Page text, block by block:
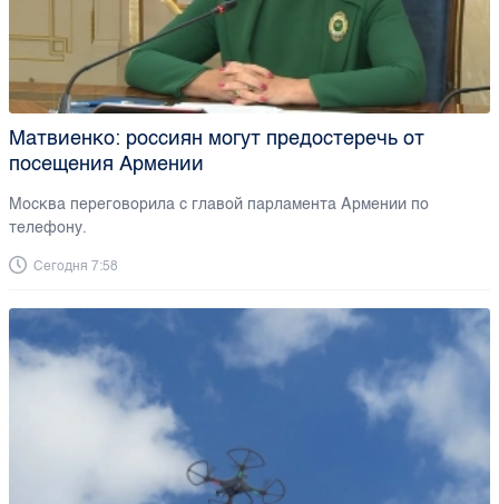
Матвиенко: россиян могут предостеречь от
посещения Армении
Москва переговорила с главой парламента Армении по
телефону.
Сегодня 7:58